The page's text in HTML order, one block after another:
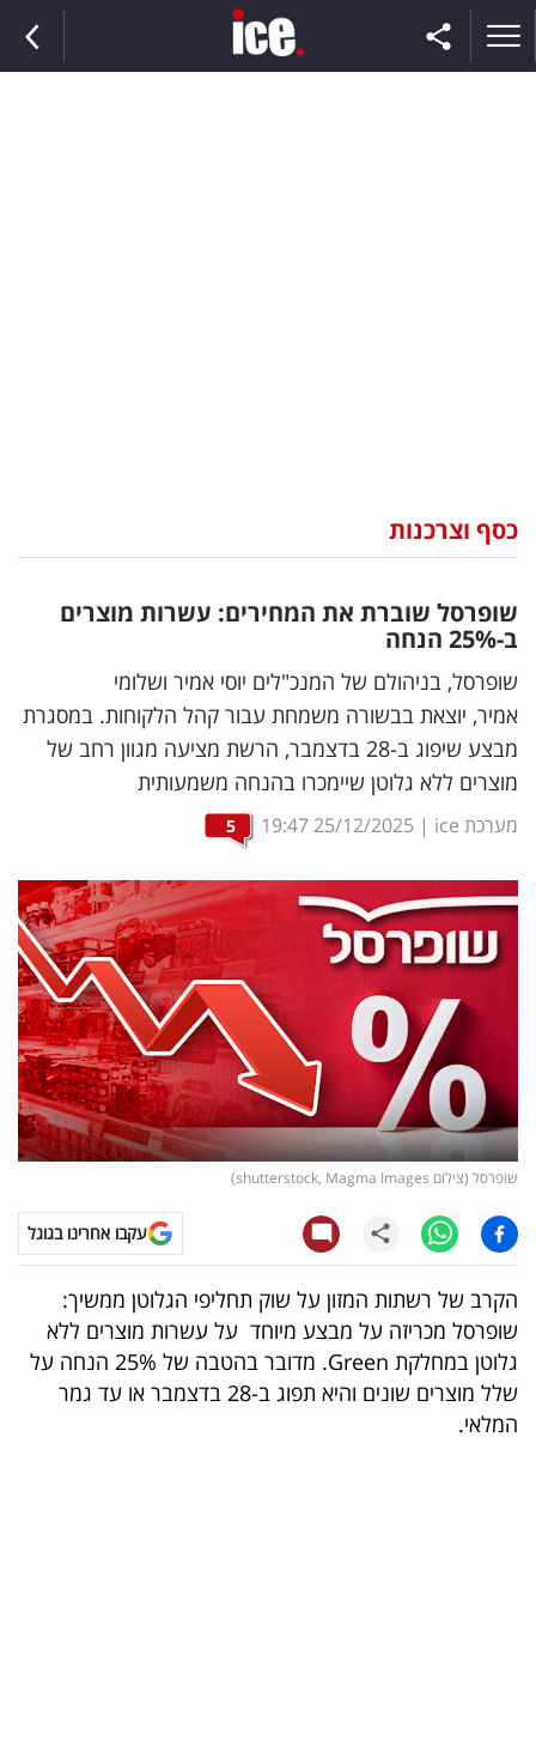
וצרכנות
דיגיטל
וטק
שיווק
ופרסום
משפט
מדדים
ומחקרים
דעות
רכילות
עסקית
קריפטו
ויראלי
טלוויזיה
עסקי
ספורט
קריירה
ולימודים
כסף וצרכנות
שופרסל שוברת את המחירים: עשרות מוצרים
ב-25% הנחה
שופרסל, בניהולם של המנכ"לים יוסי אמיר ושלומי
אמיר, יוצאת בבשורה משמחת עבור קהל הלקוחות. במסגרת
מבצע שיפוג ב-28 בדצמבר, הרשת מציעה מגוון רחב של
מוצרים ללא גלוטן שיימכרו בהנחה משמעותית
מערכת ice |
25/12/2025
19:47
5
שופרסל (צילום shutterstock, Magma Images)
עקבו אחרינו בגוגל
הקרב של רשתות המזון על שוק תחליפי הגלוטן ממשיך:
שופרסל מכריזה על מבצע מיוחד על עשרות מוצרים ללא
גלוטן במחלקת Green. מדובר בהטבה של 25% הנחה על
שלל מוצרים שונים והיא תפוג ב-28 בדצמבר או עד גמר
המלאי.